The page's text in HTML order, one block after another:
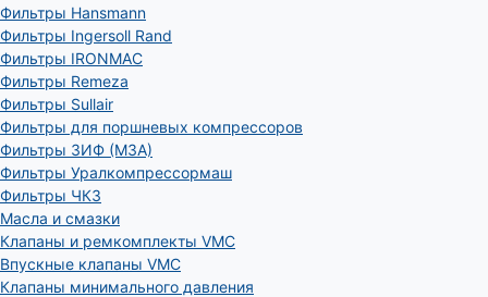
Фильтры Hansmann
Фильтры Ingersoll Rand
Фильтры IRONMAC
Фильтры Remeza
Фильтры Sullair
Фильтры для поршневых компрессоров
Фильтры ЗИФ (МЗА)
Фильтры Уралкомпрессормаш
Фильтры ЧКЗ
Масла и смазки
Клапаны и ремкомплекты VMC
Впускные клапаны VMC
Клапаны минимального давления